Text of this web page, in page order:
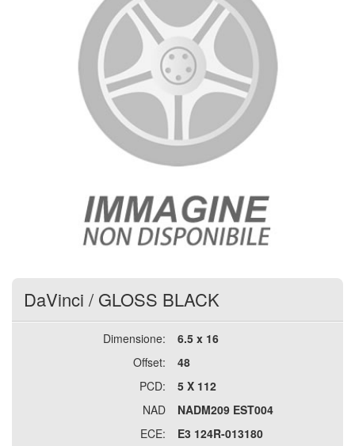
DaVinci / GLOSS BLACK
Dimensione:
6.5 x 16
Offset:
48
PCD:
5 X 112
NAD
NADM209 EST004
ECE:
E3 124R-013180